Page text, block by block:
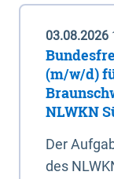
03.08.2026
(m/w/d)
NLWKN
Der
des